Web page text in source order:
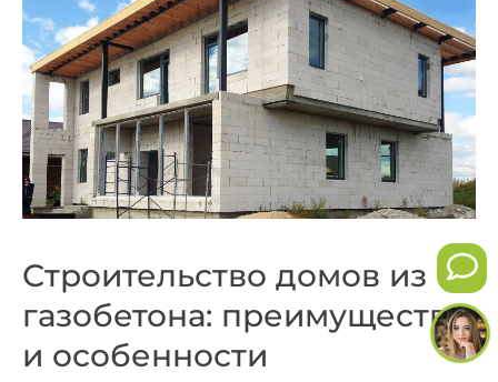
Строительство домов из
газобетона: преимущества
и особенности